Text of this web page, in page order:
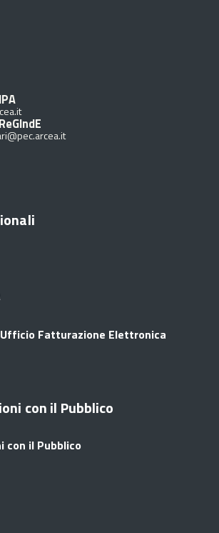
Ufficio Fatturazione Elettronica
con il Pubblico
con il Pubblico